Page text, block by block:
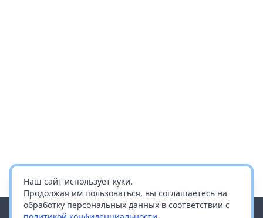
Наш сайт использует куки.
Продолжая им пользоваться, вы соглашаетесь на
обработку персональных данных в соответствии с